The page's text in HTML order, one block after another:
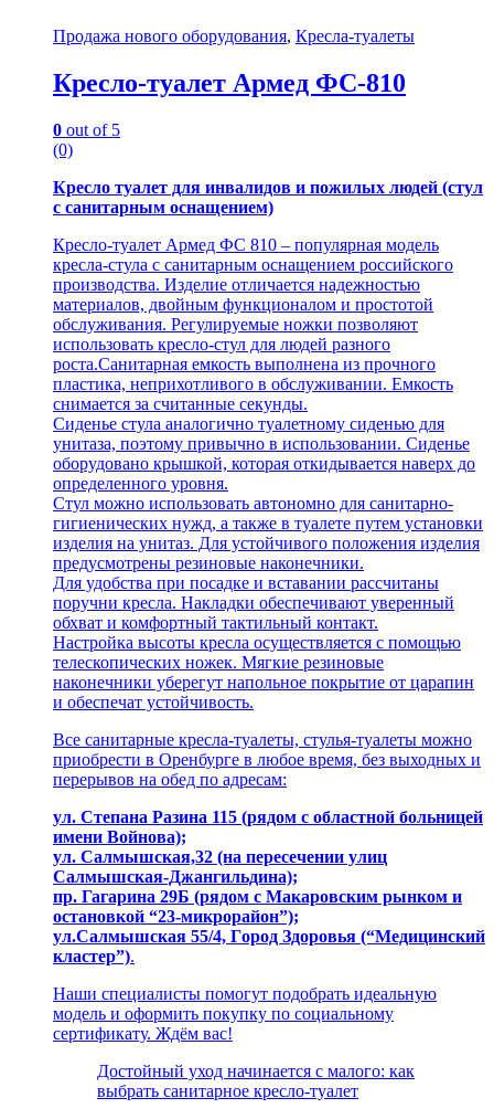
Продажа нового оборудования, Кресла-туалеты
Кресло-туалет Армед ФС-810
0 out of 5
(0)
Кресло туалет для инвалидов и пожилых людей (стул
с санитарным оснащением)
Кресло-туалет Армед ФС 810 – популярная модель
кресла-стула с санитарным оснащением российского
производства. Изделие отличается надежностью
материалов, двойным функционалом и простотой
обслуживания. Регулируемые ножки позволяют
использовать кресло-стул для людей разного
роста.Санитарная емкость выполнена из прочного
пластика, неприхотливого в обслуживании. Емкость
снимается за считанные секунды.
Сиденье стула аналогично туалетному сиденью для
унитаза, поэтому привычно в использовании. Сиденье
оборудовано крышкой, которая откидывается наверх до
определенного уровня.
Стул можно использовать автономно для санитарно-
гигиенических нужд, а также в туалете путем установки
изделия на унитаз. Для устойчивого положения изделия
предусмотрены резиновые наконечники.
Для удобства при посадке и вставании рассчитаны
поручни кресла. Накладки обеспечивают уверенный
обхват и комфортный тактильный контакт.
Настройка высоты кресла осуществляется с помощью
телескопических ножек. Мягкие резиновые
наконечники уберегут напольное покрытие от царапин
и обеспечат устойчивость.
Все санитарные кресла-туалеты, стулья-туалеты можно
приобрести в Оренбурге в любое время, без выходных и
перерывов на обед по адресам:
ул. Степaна Pазина 115 (рядом с областной больницей
имени Войнова);
ул. Салмышcкaя,32 (на пересечении улиц
Салмышская-Джангильдина);
пр. Гагаринa 29Б (рядом с Макаровским рынком и
остановкой “23-микрорайон”);
ул.Салмышскaя 55/4, Гoрoд Здopoвья (“Медицинский
кластер”).
Наши специалисты помогут подобрать идеальную
модель и оформить покупку по социальному
сертификату. Ждём вас!
Достойный уход начинается с малого: как
выбрать санитарное кресло-туалет